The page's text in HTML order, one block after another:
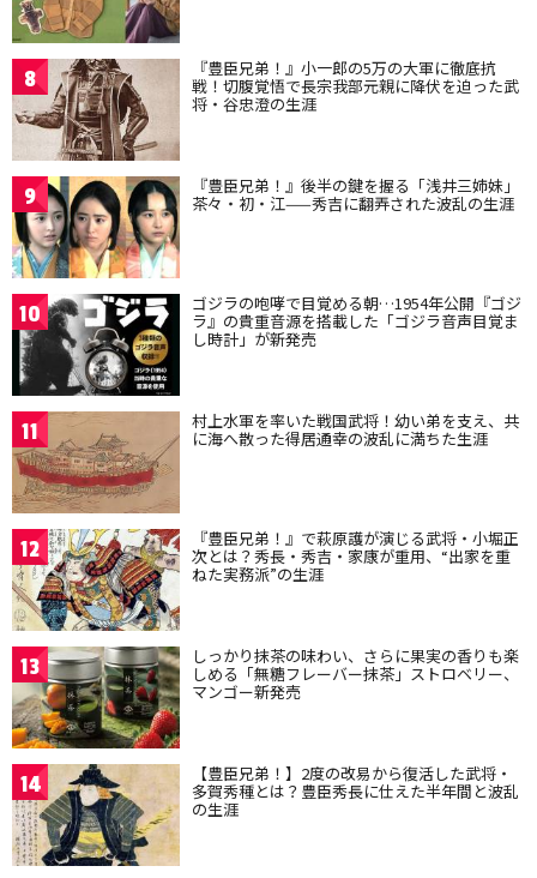
8 『豊臣兄弟！』小一郎の5万の大軍に徹底抗
戦！切腹覚悟で長宗我部元親に降伏を迫った武
将・谷忠澄の生涯
9 『豊臣兄弟！』後半の鍵を握る「浅井三姉妹」
茶々・初・江——秀吉に翻弄された波乱の生涯
10 ゴジラの咆哮で目覚める朝…1954年公開『ゴジ
ラ』の貴重音源を搭載した「ゴジラ音声目覚ま
し時計」が新発売
11 村上水軍を率いた戦国武将！幼い弟を支え、共
に海へ散った得居通幸の波乱に満ちた生涯
12 『豊臣兄弟！』で萩原護が演じる武将・小堀正
次とは？秀長・秀吉・家康が重用、“出家を重
ねた実務派”の生涯
13 しっかり抹茶の味わい、さらに果実の香りも楽
しめる「無糖フレーバー抹茶」ストロベリー、
マンゴー新発売
14 【豊臣兄弟！】2度の改易から復活した武将・
多賀秀種とは？豊臣秀長に仕えた半年間と波乱
の生涯